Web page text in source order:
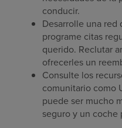
conducir.
Desarrolle una red
programe citas
querido. Reclutar
ofrecerles un
Consulte los
comunitario como
puede ser mucho
seguro y un coche